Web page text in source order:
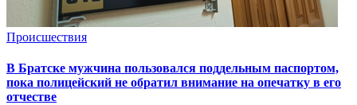
Происшествия
В Братске мужчина пользовался поддельным паспортом,
пока полицейский не обратил внимание на опечатку в его
отчестве